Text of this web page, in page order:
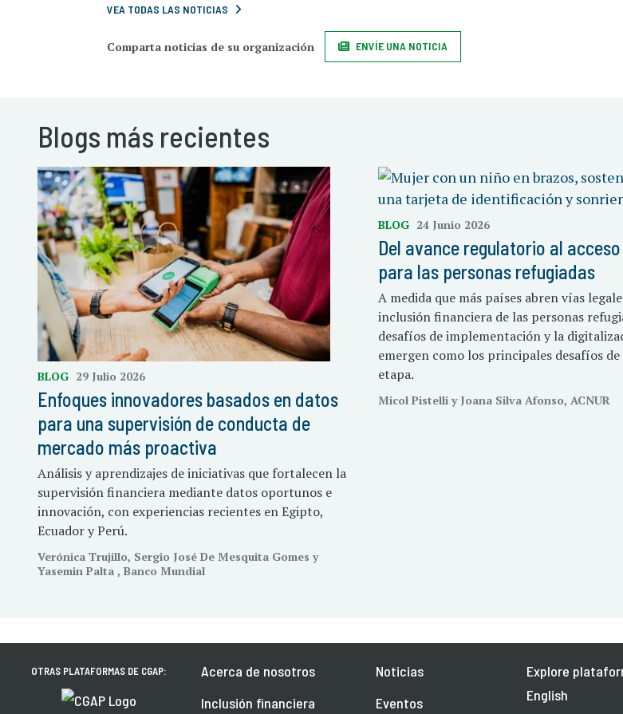
VEA TODAS LAS NOTICIAS
Comparta noticias de su organización ENVÍE UNA NOTICIA
Blogs más recientes
BLOG 29 Julio 2026
Enfoques innovadores basados en datos
para una supervisión de conducta de
mercado más proactiva
Análisis y aprendizajes de iniciativas que fortalecen la
supervisión financiera mediante datos oportunos e
innovación, con experiencias recientes en Egipto,
Ecuador y Perú.
Verónica Trujillo, Sergio José De Mesquita Gomes y
Yasemin Palta , Banco Mundial
BLOG 24 Junio 2026
Del avance regulatorio al
para las personas refugiadas
A medida que más países abren vías
inclusión financiera de las personas
desafíos de implementación y la
emergen como los principales desafíos
etapa.
Micol Pistelli y Joana Silva Afonso, ACNUR
OTRAS PLATAFORMAS DE CGAP:
Acerca de nosotros
Inclusión financiera
Noticias
Eventos
Explore
English